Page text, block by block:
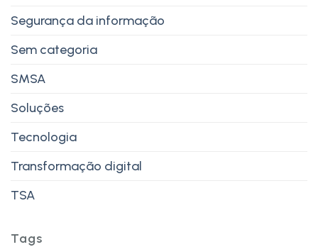
Segurança da informação
Sem categoria
SMSA
Soluções
Tecnologia
Transformação digital
TSA
Tags